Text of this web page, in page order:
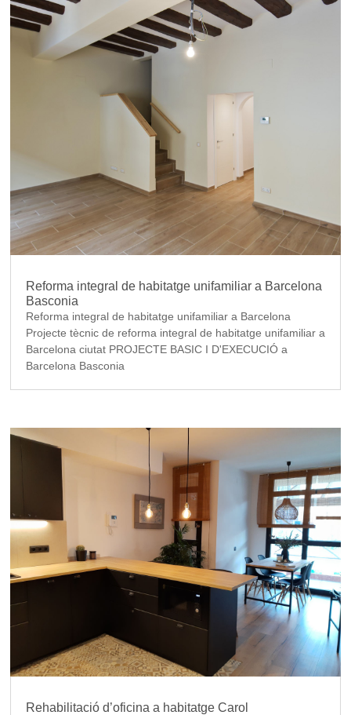
Reforma integral de habitatge unifamiliar a Barcelona
Basconia
Reforma integral de habitatge unifamiliar a Barcelona
Projecte tècnic de reforma integral de habitatge unifamiliar a
Barcelona ciutat PROJECTE BASIC I D'EXECUCIÓ a
Barcelona Basconia
Rehabilitació d’oficina a habitatge Carol